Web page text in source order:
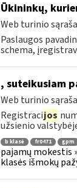
Ūkininkų,
Web turinio
Paslaugos
schema,
, suteikusiam
Web turinio
Registracijos
užsienio
b klasė fr0471 gpm
pajamų mokestis
klasės išmokų